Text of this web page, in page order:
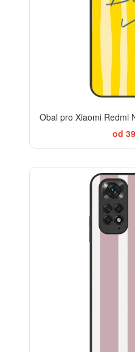
Obal pro Xiaomi Redmi
od